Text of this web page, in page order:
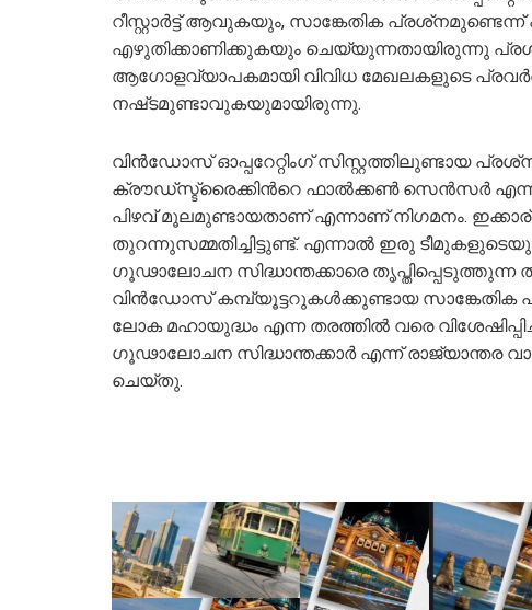
റീസ്റ്റാർട്ട് ആവുകയും, സാങ്കേതിക
എഴുതിക്കാണിക്കുകയും ചെയ്യുന്നതായിരുന്നു
ആഗോളവ്യാപകമായി വിവിധ മേഖലകളുടെ
നഷ്‌ടമുണ്ടാവുകയുമായിരുന്നു.
വിന്‍ഡോസ് ഓപ്പറേറ്റിംഗ് സിസ്റ്റത്തിലുണ്ടായ
ക്രൗഡ്സ്ട്രൈക്കിന്‍റെ ഫാൽക്കൺ സെൻസർ എന്ന
പിഴവ് മൂലമുണ്ടായതാണ് എന്നാണ് നിഗമനം.
തുറന്നുസമ്മതിച്ചിട്ടുണ്ട്. എന്നാല്‍ ഇരു
ഗൂഢാലോചന സിദ്ധാന്തക്കാരെ തൃപ്തിപ്പെടുത്തുന്ന
വിന്‍ഡോസ് കമ്പ്യൂട്ടറുകള്‍ക്കുണ്ടായ
ലോക മഹായുദ്ധം എന്ന തരത്തില്‍ വരെ
ഗൂഢാലോചന സിദ്ധാന്തക്കാര്‍ എന്ന് രാജ്യാന്തര
ചെയ്തു.